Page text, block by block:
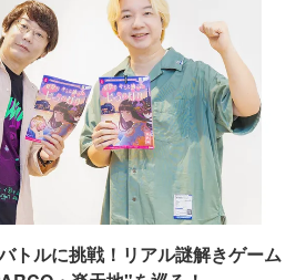
トルに挑戦！リアル謎解きゲーム